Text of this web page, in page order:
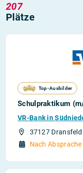
207
Plätze
Top-Ausbilder
Schulpraktikum
VR-Bank in
37127 Dransfeld
Nach Absprache